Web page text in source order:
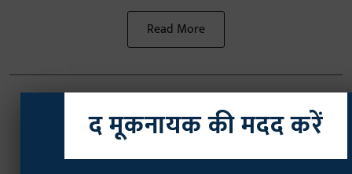
Read More
द मूकनायक की मदद करें